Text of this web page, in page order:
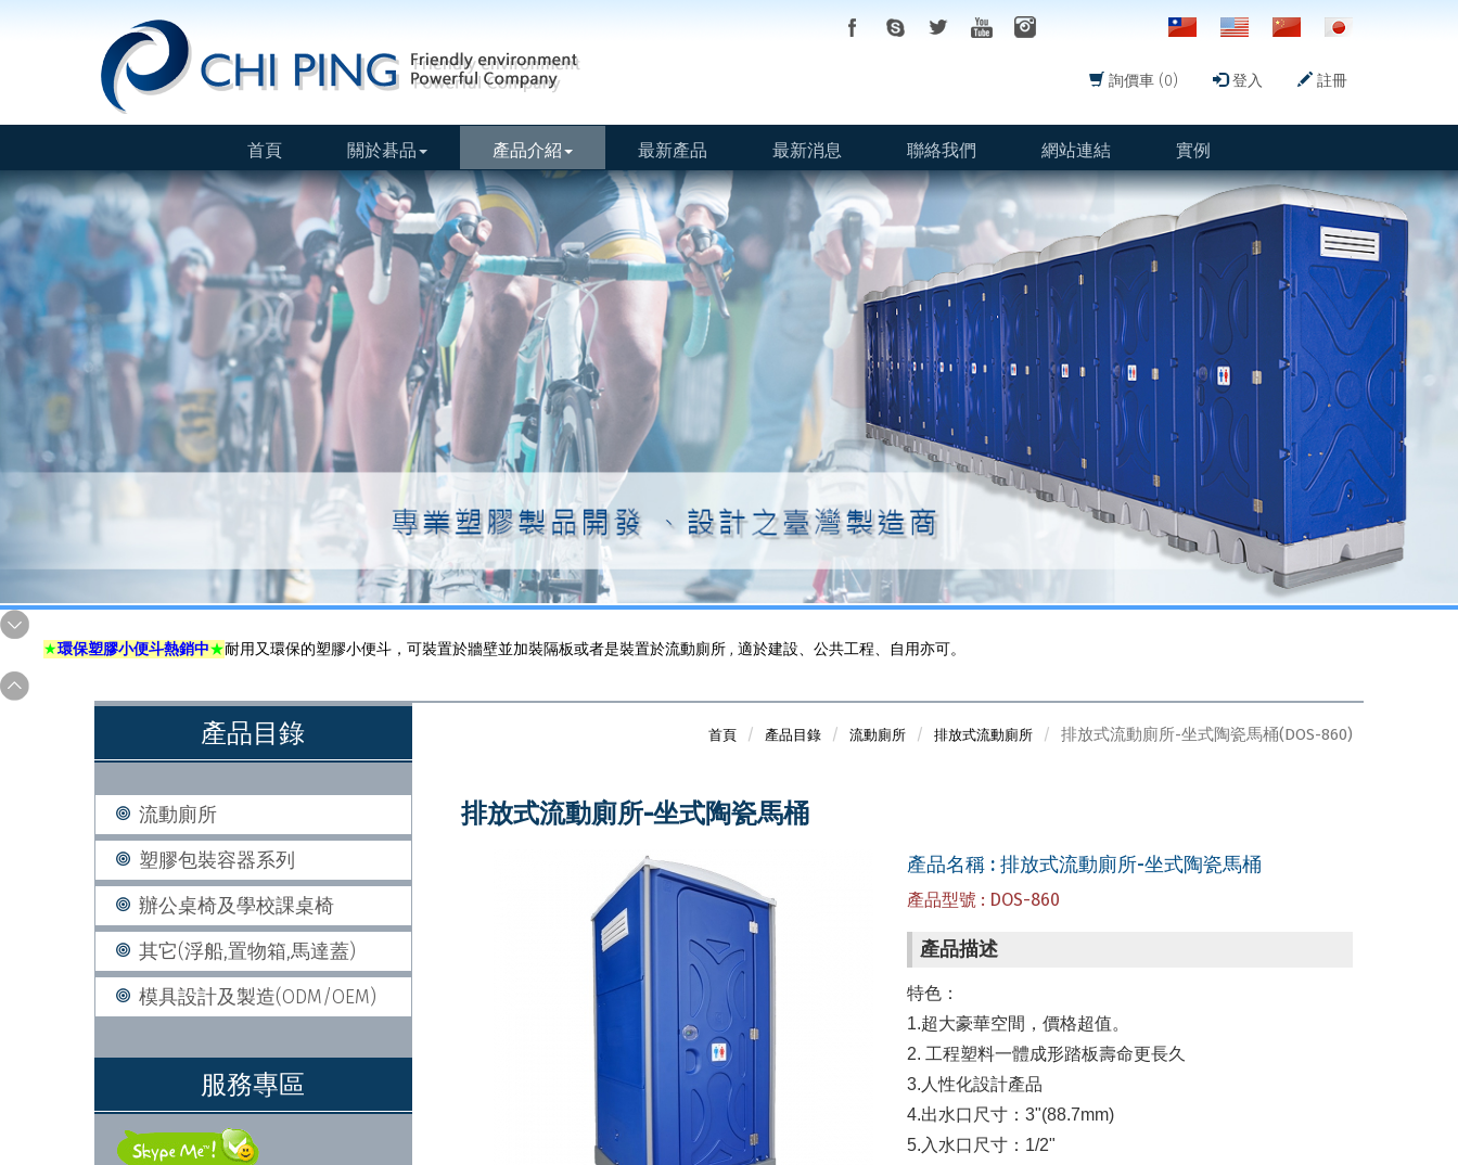
詢價車 (0) 登入 註冊
首頁 關於碁品 產品介紹 最新產品 最新消息 聯絡我們 網站連結 實例
★環保塑膠小便斗熱銷中★耐用又環保的塑膠小便斗，可裝置於牆壁並加裝隔板或者是裝置於流動廁所 , 適於建設、公共工程、自用亦可。
產品目錄
流動廁所
塑膠包裝容器系列
辦公桌椅及學校課桌椅
其它(浮船,置物箱,馬達蓋)
模具設計及製造(ODM/OEM)
服務專區
首頁 產品目錄 流動廁所 排放式流動廁所 排放式流動廁所-坐式陶瓷馬桶(DOS-860)
排放式流動廁所-坐式陶瓷馬桶
產品名稱 : 排放式流動廁所-坐式陶瓷馬桶
產品型號 : DOS-860
產品描述
特色：
1.超大豪華空間，價格超值。
2. 工程塑料一體成形踏板壽命更長久
3. 人性化設計產品
4.出水口尺寸： 3"(88.7mm)
5. 入水口尺寸： 1/2"